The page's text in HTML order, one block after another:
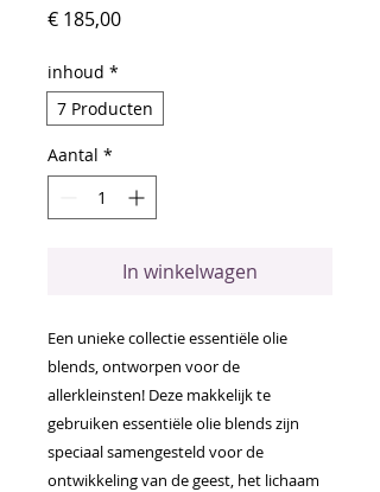
€ 185,00Prijs
inhoud *
7 Producten
Aantal *
In winkelwagen
Een unieke collectie essentiële olie
blends, ontworpen voor de
allerkleinsten! Deze makkelijk te
gebruiken essentiële olie blends zijn
speciaal samengesteld voor de
ontwikkeling van de geest, het lichaam